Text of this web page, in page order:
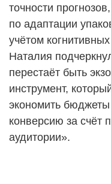
точности
по адаптации
учётом
Наталия
перестаёт быть
инструмент,
экономить
конверсию за счёт
аудитории».